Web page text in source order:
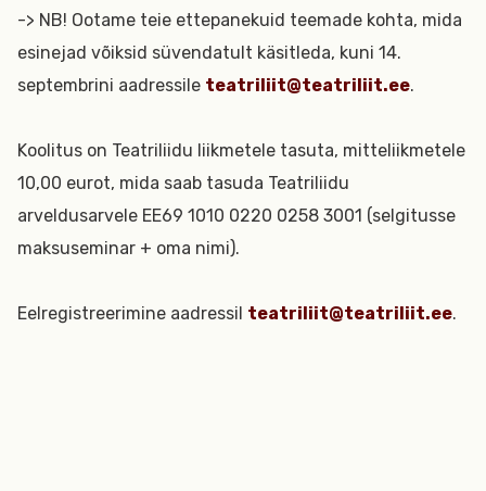
-> NB! Ootame teie ettepanekuid teemade kohta, mida
esinejad võiksid süvendatult käsitleda, kuni 14.
septembrini aadressile teatriliit@teatriliit.ee.
Koolitus on Teatriliidu liikmetele tasuta, mitteliikmetele
10,00 eurot, mida saab tasuda Teatriliidu
arveldusarvele EE69 1010 0220 0258 3001 (selgitusse
maksuseminar + oma nimi).
Eelregistreerimine aadressil teatriliit@teatriliit.ee.